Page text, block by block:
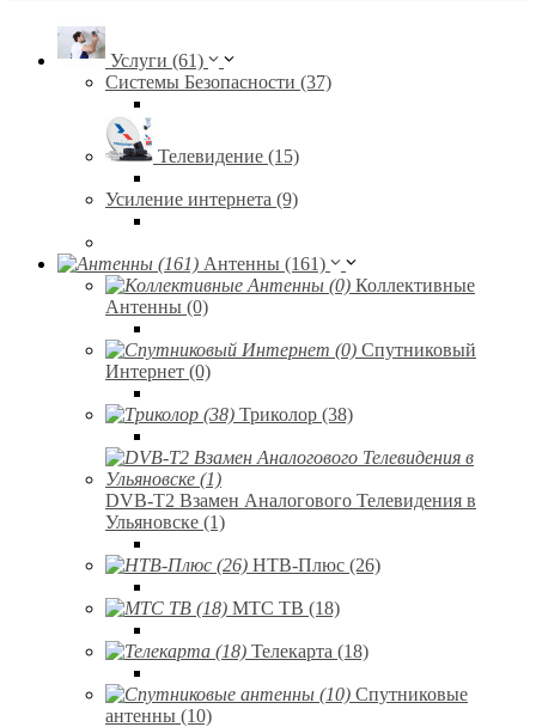
Услуги (61)
Системы Безопасности (37)
Телевидение (15)
Усиление интернета (9)
Антенны (161)
Коллективные
Антенны (0)
Спутниковый
Интернет (0)
Триколор (38)
DVB-T2 Взамен Аналогового Телевидения в
Ульяновске (1)
НТВ-Плюс (26)
МТС ТВ (18)
Телекарта (18)
Спутниковые
антенны (10)